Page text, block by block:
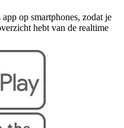
op smartphones, zodat je
hebt van de realtime